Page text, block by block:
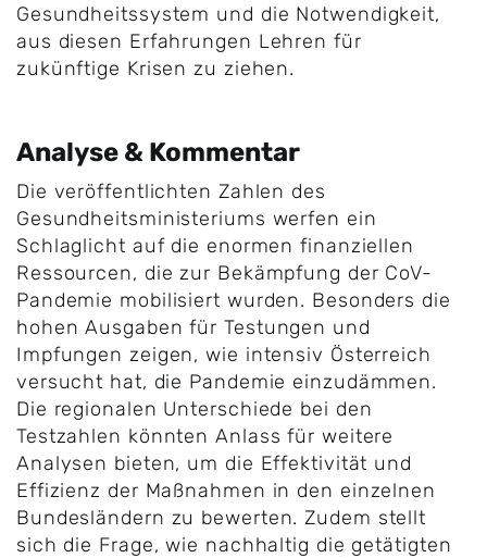
Gesundheitssystem und die Notwendigkeit,
aus diesen Erfahrungen Lehren für
zukünftige Krisen zu ziehen.
Analyse & Kommentar
Die veröffentlichten Zahlen des
Gesundheitsministeriums werfen ein
Schlaglicht auf die enormen finanziellen
Ressourcen, die zur Bekämpfung der CoV-
Pandemie mobilisiert wurden. Besonders die
hohen Ausgaben für Testungen und
Impfungen zeigen, wie intensiv Österreich
versucht hat, die Pandemie einzudämmen.
Die regionalen Unterschiede bei den
Testzahlen könnten Anlass für weitere
Analysen bieten, um die Effektivität und
Effizienz der Maßnahmen in den einzelnen
Bundesländern zu bewerten. Zudem stellt
sich die Frage, wie nachhaltig die getätigten